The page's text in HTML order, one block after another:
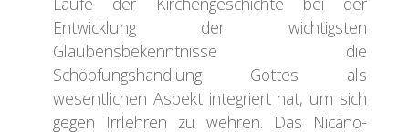
Entwicklung der wichtigsten
Glaubensbekenntnisse die
Schöpfungshandlung Gottes als
wesentlichen Aspekt integriert hat, um sich
gegen Irrlehren zu wehren. Das Nicäno-